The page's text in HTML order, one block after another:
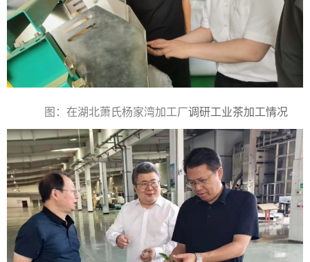
图：在湖北萧氏杨家湾加工厂调研工业茶加工情况